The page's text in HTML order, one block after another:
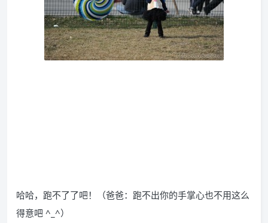
哈哈，跑不了了吧！（爸爸：跑不出你的手掌心也不用这么
得意吧 ^_^）